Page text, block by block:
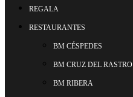
REGALA
RESTAURANTES
BM CÉSPEDES
BM CRUZ DEL RASTRO
BM RIBERA